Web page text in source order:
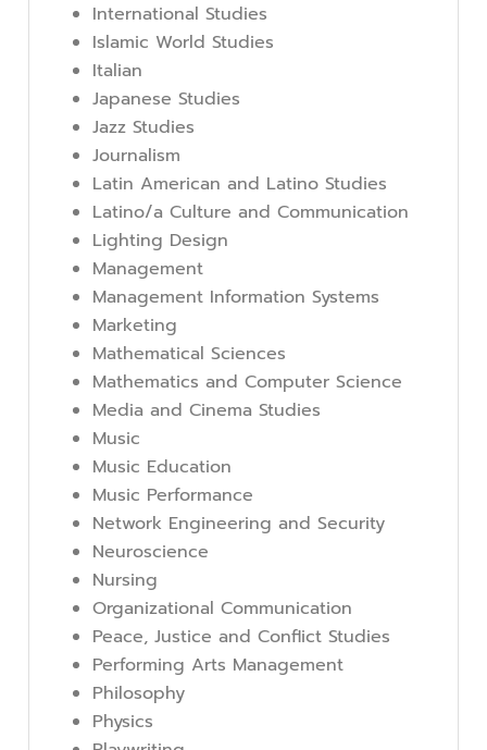
International Studies
Islamic World Studies
Italian
Japanese Studies
Jazz Studies
Journalism
Latin American and Latino Studies
Latino/a Culture and Communication
Lighting Design
Management
Management Information Systems
Marketing
Mathematical Sciences
Mathematics and Computer Science
Media and Cinema Studies
Music
Music Education
Music Performance
Network Engineering and Security
Neuroscience
Nursing
Organizational Communication
Peace, Justice and Conflict Studies
Performing Arts Management
Philosophy
Physics